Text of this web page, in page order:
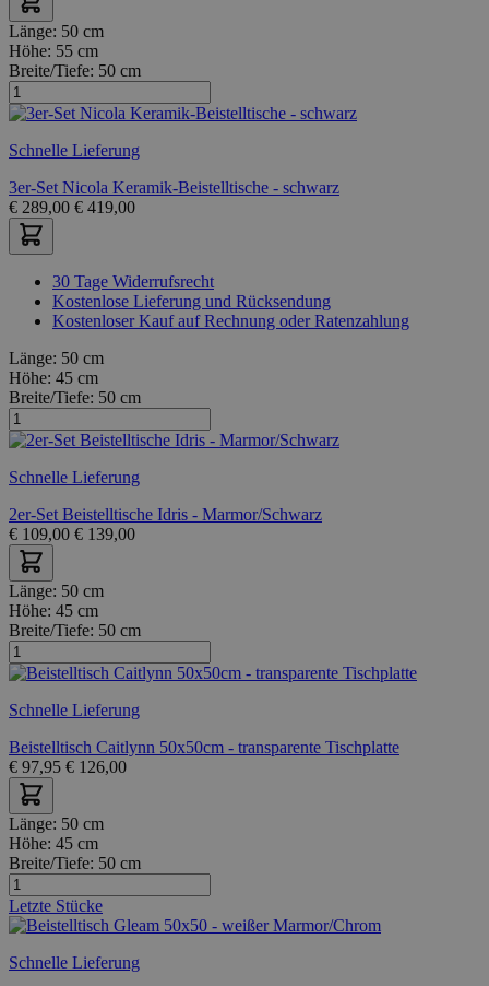
Länge: 50 cm
Höhe: 55 cm
Breite/Tiefe: 50 cm
Schnelle Lieferung
3er-Set Nicola Keramik-Beistelltische - schwarz
€ 289,00 € 419,00
30 Tage Widerrufsrecht
Kostenlose Lieferung und Rücksendung
Kostenloser Kauf auf Rechnung oder Ratenzahlung
Länge: 50 cm
Höhe: 45 cm
Breite/Tiefe: 50 cm
Schnelle Lieferung
2er-Set Beistelltische Idris - Marmor/Schwarz
€ 109,00 € 139,00
Länge: 50 cm
Höhe: 45 cm
Breite/Tiefe: 50 cm
Schnelle Lieferung
Beistelltisch Caitlynn 50x50cm - transparente Tischplatte
€ 97,95 € 126,00
Länge: 50 cm
Höhe: 45 cm
Breite/Tiefe: 50 cm
Letzte Stücke
Schnelle Lieferung